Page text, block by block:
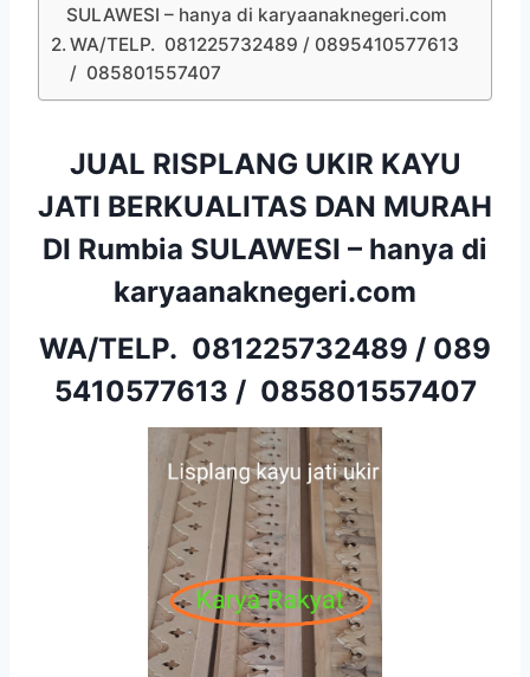
SULAWESI – hanya di karyaanaknegeri.com
WA/TELP. 081225732489 / 0895410577613
/ 085801557407
JUAL RISPLANG UKIR KAYU
JATI BERKUALITAS DAN MURAH
DI Rumbia SULAWESI – hanya di
karyaanaknegeri.com
WA/TELP. 081225732489 / 089
5410577613 / 085801557407